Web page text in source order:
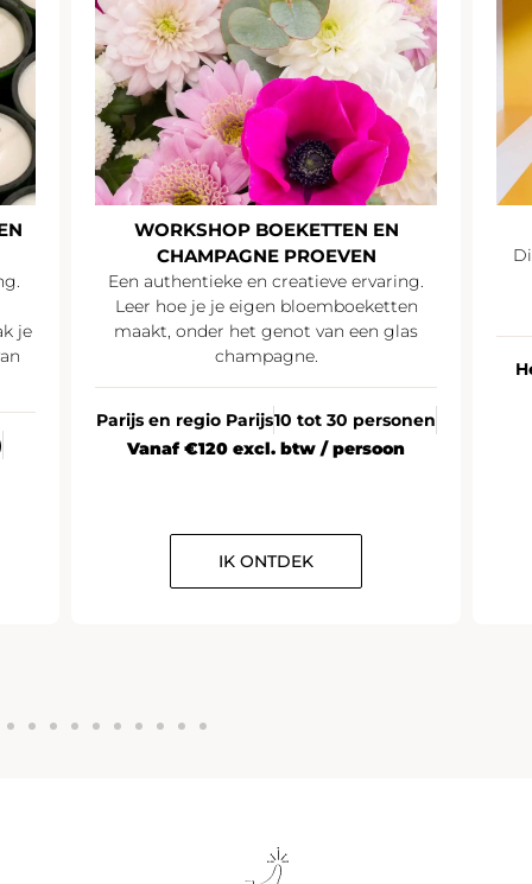
je
WORKSHOP BOEKETTEN EN
CHAMPAGNE PROEVEN
Een authentieke en creatieve ervaring.
Leer hoe je je eigen bloemboeketten
maakt, onder het genot van een glas
champagne.
Parijs en regio Parijs10 tot 30 personen
Vanaf €120 excl. btw / persoon
IK ONTDEK